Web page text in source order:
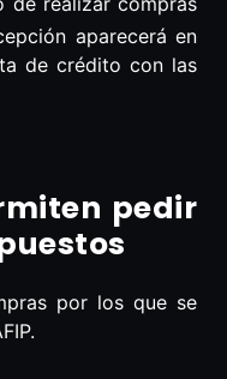
aparecerá en
de crédito con las
pedir
por los que se